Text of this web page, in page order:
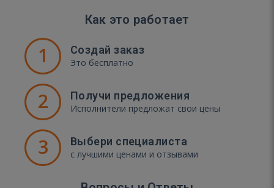
Как это работает
1 Создай заказ
Это бесплатно
2 Получи предложения
Исполнители предложат свои цены
3 Выбери специалиста
с лучшими ценами и отзывами